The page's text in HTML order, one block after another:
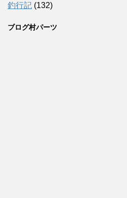
釣行記 (132)
ブログ村パーツ